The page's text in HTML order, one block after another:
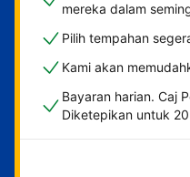
mereka dalam
Pilih tempahan
Kami akan
Bayaran harian. Caj
Diketepikan untuk